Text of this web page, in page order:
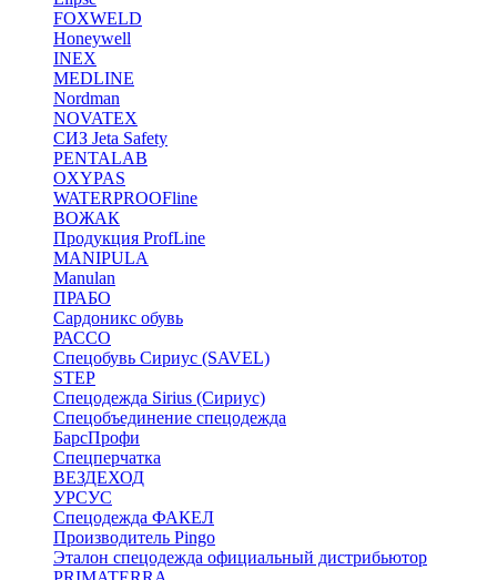
FOXWELD
Honeywell
INEX
MEDLINE
Nordman
NOVATEX
СИЗ Jeta Safety
PENTALAB
OXYPAS
WATERPROOFline
ВОЖАК
Продукция ProfLine
MANIPULA
Manulan
ПРАБО
Сардоникс обувь
РАССО
Спецобувь Сириус (SAVEL)
STEP
Спецодежда Sirius (Сириус)
Спецобъединение спецодежда
БарсПрофи
Спецперчатка
ВЕЗДЕХОД
УРСУС
Спецодежда ФАКЕЛ
Производитель Pingo
Эталон спецодежда официальный дистрибьютор